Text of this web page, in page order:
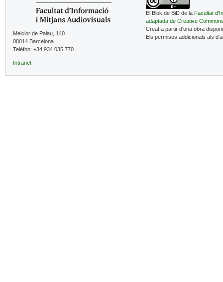
Melcior de Palau, 140
08014 Barcelona
Telèfon: +34 934 035 770
Intranet
El Blok de BiD de la Facultat
adaptada de Creative
Creat a partir d'una obra
Els permisos addicionals als